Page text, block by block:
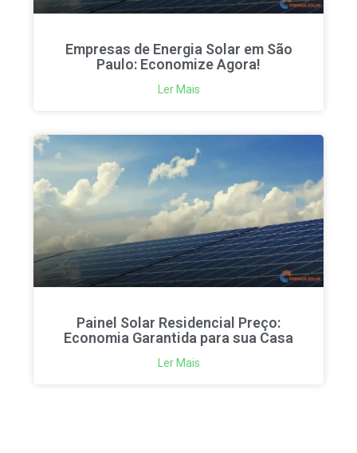
Empresas de Energia Solar em São
Paulo: Economize Agora!
Ler Mais
Painel Solar Residencial Preço:
Economia Garantida para sua Casa
Ler Mais